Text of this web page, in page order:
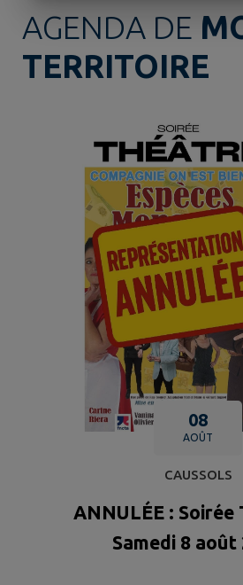
AGENDA DE
TERRITOIRE
08
AOÛT
CAUSSOLS
ANNULÉE : Soirée
Samedi 8 août